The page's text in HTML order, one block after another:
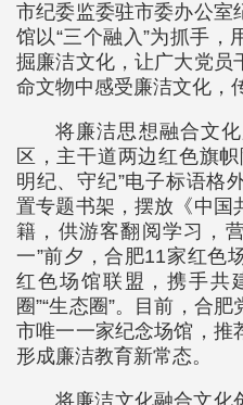
市纪委监委驻市委办公室
馆以“三个融入”为抓手，
掘廉洁文化，让广大党员
命文物中感受廉洁文化，
将廉洁思想融合文
区，主干道两边红色旗帜
明纪、守纪”电子标语格
置专题书架，摆放《中国
籍，供游客翻阅学习，
一”前夕，合肥11家红色
红色场馆联盟，携手共
圈”“生态圈”。目前，合
市唯一一家纪念场馆，推
形成廉洁教育新常态。
将廉洁文化融合文化